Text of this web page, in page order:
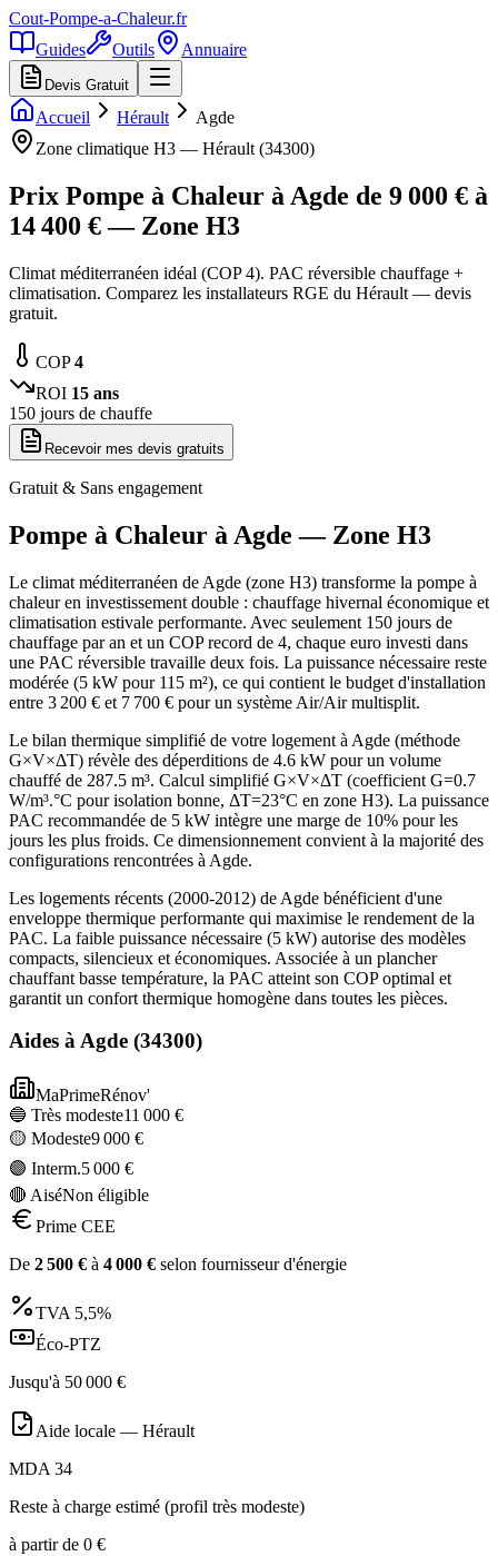
Cout-Pompe-a-Chaleur.fr
Guides
Outils Annuaire
Devis Gratuit
Accueil Hérault
Agde
Zone climatique H3 — Hérault (34300)
Prix Pompe à Chaleur à Agde de 9 000 € à
14 400 € — Zone H3
Climat méditerranéen idéal (COP 4). PAC réversible chauffage +
climatisation. Comparez les installateurs RGE du Hérault — devis
gratuit.
COP4
ROI 15 ans
150 jours de chauffe
Recevoir mes devis gratuits
Gratuit & Sans engagement
Pompe à Chaleur à Agde — Zone H3
Le climat méditerranéen de Agde (zone H3) transforme la pompe à
chaleur en investissement double : chauffage hivernal économique et
climatisation estivale performante. Avec seulement 150 jours de
chauffage par an et un COP record de 4, chaque euro investi dans
une PAC réversible travaille deux fois. La puissance nécessaire reste
modérée (5 kW pour 115 m²), ce qui contient le budget d'installation
entre 3 200 € et 7 700 € pour un système Air/Air multisplit.
Le bilan thermique simplifié de votre logement à Agde (méthode
G×V×ΔT) révèle des déperditions de 4.6 kW pour un volume
chauffé de 287.5 m³. Calcul simplifié G×V×ΔT (coefficient G=0.7
W/m³.°C pour isolation bonne, ΔT=23°C en zone H3). La puissance
PAC recommandée de 5 kW intègre une marge de 10% pour les
jours les plus froids. Ce dimensionnement convient à la majorité des
configurations rencontrées à Agde.
Les logements récents (2000-2012) de Agde bénéficient d'une
enveloppe thermique performante qui maximise le rendement de la
PAC. La faible puissance nécessaire (5 kW) autorise des modèles
compacts, silencieux et économiques. Associée à un plancher
chauffant basse température, la PAC atteint son COP optimal et
garantit un confort thermique homogène dans toutes les pièces.
Aides àAgde (34300)
MaPrimeRénov'
🔵 Très modeste11 000 €
🟡 Modeste9 000 €
🟣 Interm.5 000 €
🔴 AiséNon éligible
Prime CEE
De 2 500 € à 4 000 € selon fournisseur d'énergie
TVA 5,5%
Éco-PTZ
Jusqu'à 50 000 €
Aide locale — Hérault
MDA 34
Reste à charge estimé (profil très modeste)
à partir de 0 €